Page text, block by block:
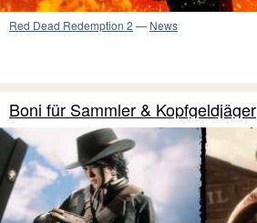
Red Dead Redemption 2 — News
Boni für Sammler & Kopfgeldjäger